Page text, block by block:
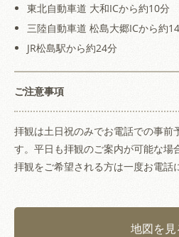
東北自動車道 大和ICから約10分
三陸自動車道 松島大郷ICから約
JR松島駅から約24分
ご注意事項
拝観は土日祝のみでお電話での事前
す。平日も拝観のご案内が可能な場
拝観をご希望される方は一度お電話
地図を見